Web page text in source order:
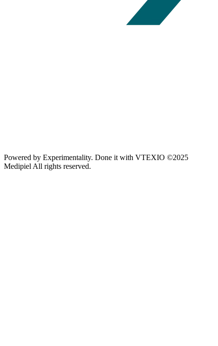
Powered by Experimentality. Done it with VTEXIO ©2025
Medipiel All rights reserved.